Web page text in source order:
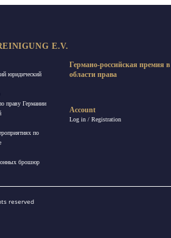
E.V.
юридический
праву Германии
по
брошюр
Германо-российская премия в
области права
Account
Log in / Registration
reserved